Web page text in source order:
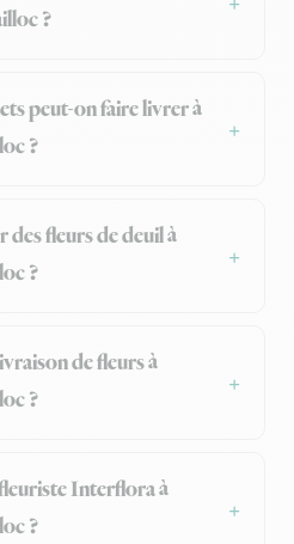
?
peut-on faire livrer à
?
fleurs de deuil à
?
de fleurs à
?
Interflora à
?